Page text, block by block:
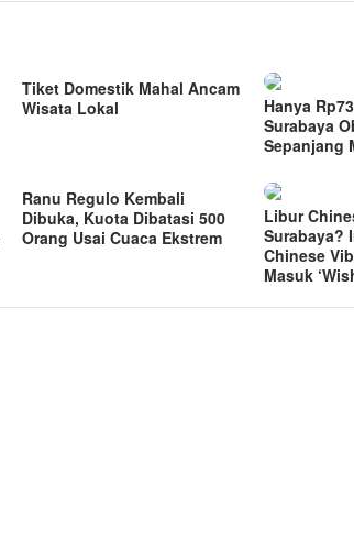
Tiket Domestik Mahal Ancam
Wisata Lokal
Hanya
Surabaya
Sepanjang
Ranu Regulo Kembali
Dibuka, Kuota Dibatasi 500
Orang Usai Cuaca Ekstrem
Libur
Surabaya?
Chinese
Masuk